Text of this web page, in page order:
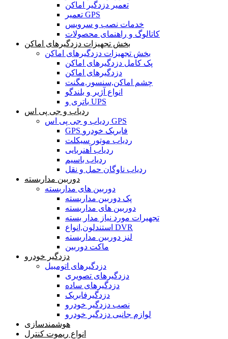
تعمیر دزدگیر اماکن
تعمیر GPS
خدمات نصب و سرویس
کاتالوگ و راهنمای محصولات
بخش تجهیزات دزدگیرهای اماکن
بخش تجهیزات دزدگیرهای اماکن
پک کامل دزدگیرهای اماکن
دزدگیرهای اماکن
چشم اماکن,سنسور,مگنت
انواع آژیر و بلندگو
باتری و UPS
ردیاب و جی پی اس
ردیاب و جی پی اس GPS
GPS فابریک خودرو
ردیاب موتور سیکلت
ردیاب آهنربایی
ردیاب باسیم
ردیاب ناوگان حمل و نقل
دوربین مداربسته
دوربین های مداربسته
پک دوربین مداربسته
دوربین های مداربسته
تجهیرات مورد نیاز مدار بسته
استندلون,انواع DVR
لنز دوربین مداربسته
ماکت دوربین
دزدگیر خودرو
دزدگیرهای اتومبیل
دزدگیرهای تصویری
دزدگیرهای ساده
دزدگیرفابریک
نصب دزدگیر خودرو
لوازم جانبی دزدگیر خودرو
هوشمندسازی
انواع ریموت کنترل